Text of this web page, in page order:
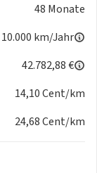
48 Monate
10.000 km/Jahr
42.782,88 €
14,10 Cent/km
24,68 Cent/km